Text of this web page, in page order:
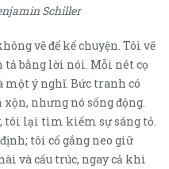
Schiller
vẽ để kể chuyện. Tôi vẽ
bằng lời nói. Mỗi nét cọ
ý nghĩ. Bức tranh có
nhưng nó sống động.
tôi lại tìm kiếm sự sáng tỏ.
tôi cố gắng neo giữ
và cấu trúc, ngay cả khi